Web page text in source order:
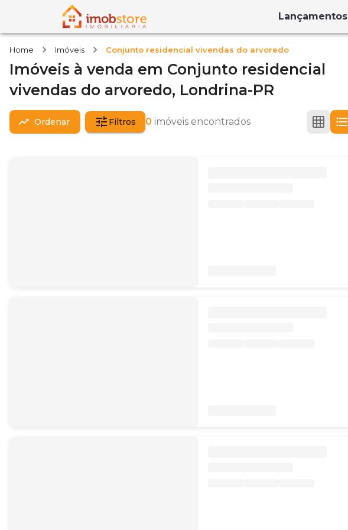
Lançamentos
Home Imóveis Conjunto residencial vivendas do arvoredo
Imóveis à venda em Conjunto residencial
vivendas do arvoredo, Londrina-PR
Ordenar Filtros 0 imóveis encontrados